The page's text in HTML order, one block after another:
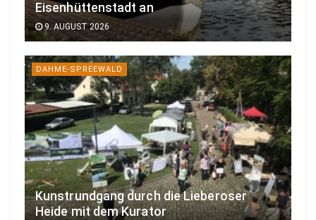
Eisenhüttenstadt an
9. AUGUST 2026
DAHME-SPREEWALD
Kunstrundgang durch die Lieberoser
Heide mit dem Kurator